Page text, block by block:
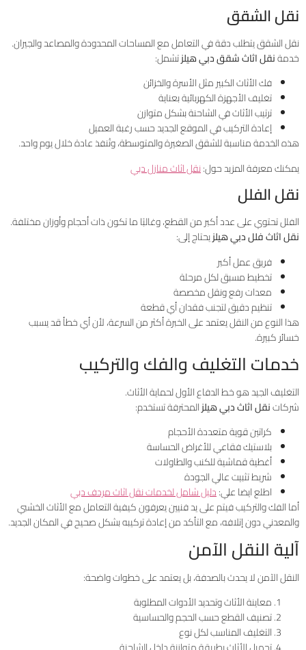
نقل الشقق
نقل الشقق يتطلب دقة في التعامل مع المساحات المحدودة والمصاعد والجيران.
خدمةنقل اثاث شقق دبي هيلزتشمل:
فك الأثاث الكبير مثل الأسرة والخزائن
تغليف الأجهزة الكهربائية بعناية
ترتيب الأثاث في الشاحنة بشكل متوازن
إعادة التركيب في الموقع الجديد حسب رغبة العميل
هذه الخدمة مناسبة للشقق الصغيرة والمتوسطة، وتُنفذ عادة خلال يوم واحد.
يمكنك معرفة المزيد حول:نقل اثاث منازل دبي
نقل الفلل
الفلل تحتوي على عدد أكبر من القطع، وغالبًا ما تكون ذات أحجام وأوزان مختلفة.
نقل اثاث فلل دبي هيلزيحتاج إلى:
فريق عمل أكبر
تخطيط مسبق لكل مرحلة
معدات رفع ونقل مخصصة
تنظيم دقيق لتجنب فقدان أي قطعة
هذا النوع من النقل يعتمد على الخبرة أكثر من السرعة، لأن أي خطأ قد يسبب
خسائر كبيرة.
خدمات التغليف والفك والتركيب
التغليف الجيد هو خط الدفاع الأول لحماية الأثاث.
شركاتنقل اثاث دبي هيلزالمحترفة تستخدم:
كراتين قوية متعددة الأحجام
بلاستيك فقاعي للأغراض الحساسة
أغطية قماشية للكنب والطاولات
شريط تثبيت عالي الجودة
اطلع ايضا علي:دليل شامل لخدمات نقل اثاث مردف دبي
أما الفك والتركيب فيتم على يد فنيين يعرفون كيفية التعامل مع الأثاث الخشبي
والمعدني دون إتلافه، مع التأكد من إعادة تركيبه بشكل صحيح في المكان الجديد.
آلية النقل الآمن
النقل الآمن لا يحدث بالصدفة، بل يعتمد على خطوات واضحة:
معاينة الأثاث وتحديد الأدوات المطلوبة
تصنيف القطع حسب الحجم والحساسية
التغليف المناسب لكل نوع